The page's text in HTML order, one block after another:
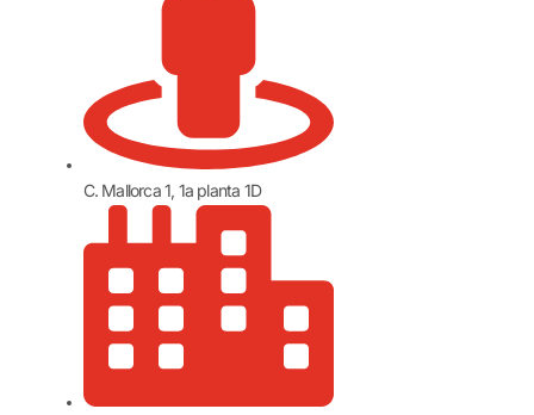
C. Mallorca 1, 1a planta 1D